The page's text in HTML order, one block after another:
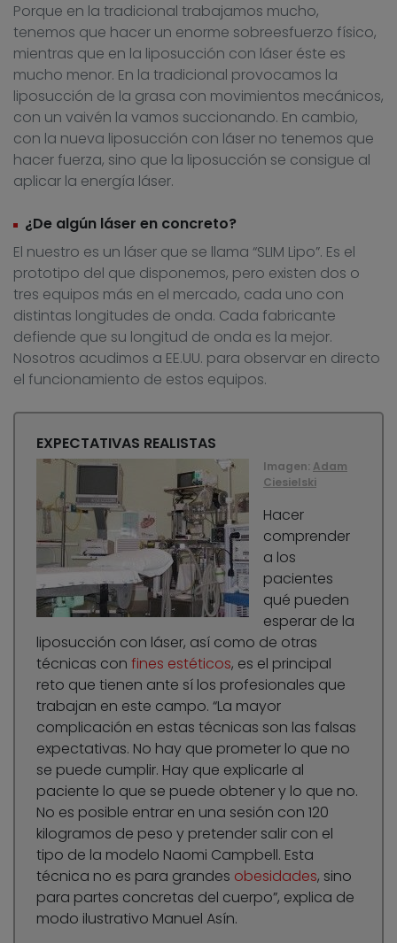
Porque en la tradicional trabajamos mucho,
tenemos que hacer un enorme sobreesfuerzo físico,
mientras que en la liposucción con láser éste es
mucho menor. En la tradicional provocamos la
liposucción de la grasa con movimientos mecánicos,
con un vaivén la vamos succionando. En cambio,
con la nueva liposucción con láser no tenemos que
hacer fuerza, sino que la liposucción se consigue al
aplicar la energía láser.
¿De algún láser en concreto?
El nuestro es un láser que se llama “SLIM Lipo”. Es el
prototipo del que disponemos, pero existen dos o
tres equipos más en el mercado, cada uno con
distintas longitudes de onda. Cada fabricante
defiende que su longitud de onda es la mejor.
Nosotros acudimos a EE.UU. para observar en directo
el funcionamiento de estos equipos.
EXPECTATIVAS REALISTAS
Imagen: Adam
Ciesielski
Hacer
comprender
a los
pacientes
qué pueden
esperar de la
liposucción con láser, así como de otras
técnicas con fines estéticos, es el principal
reto que tienen ante sí los profesionales que
trabajan en este campo. “La mayor
complicación en estas técnicas son las falsas
expectativas. No hay que prometer lo que no
se puede cumplir. Hay que explicarle al
paciente lo que se puede obtener y lo que no.
No es posible entrar en una sesión con 120
kilogramos de peso y pretender salir con el
tipo de la modelo Naomi Campbell. Esta
técnica no es para grandes obesidades, sino
para partes concretas del cuerpo”, explica de
modo ilustrativo Manuel Asín.